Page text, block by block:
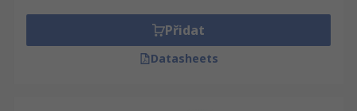
budou nabízet další funkce. Některé mají
dokonce paměťový čip. Použití•Kalibrace
systému•Řízení procesu• Kalibrace
Přidat
Datasheets